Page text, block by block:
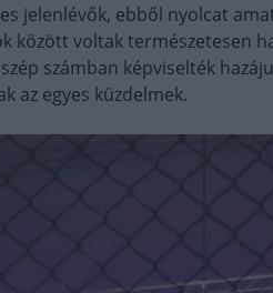
jelenlévők, ebből nyolcat
között voltak természetesen
számban képviselték
az egyes küzdelmek.